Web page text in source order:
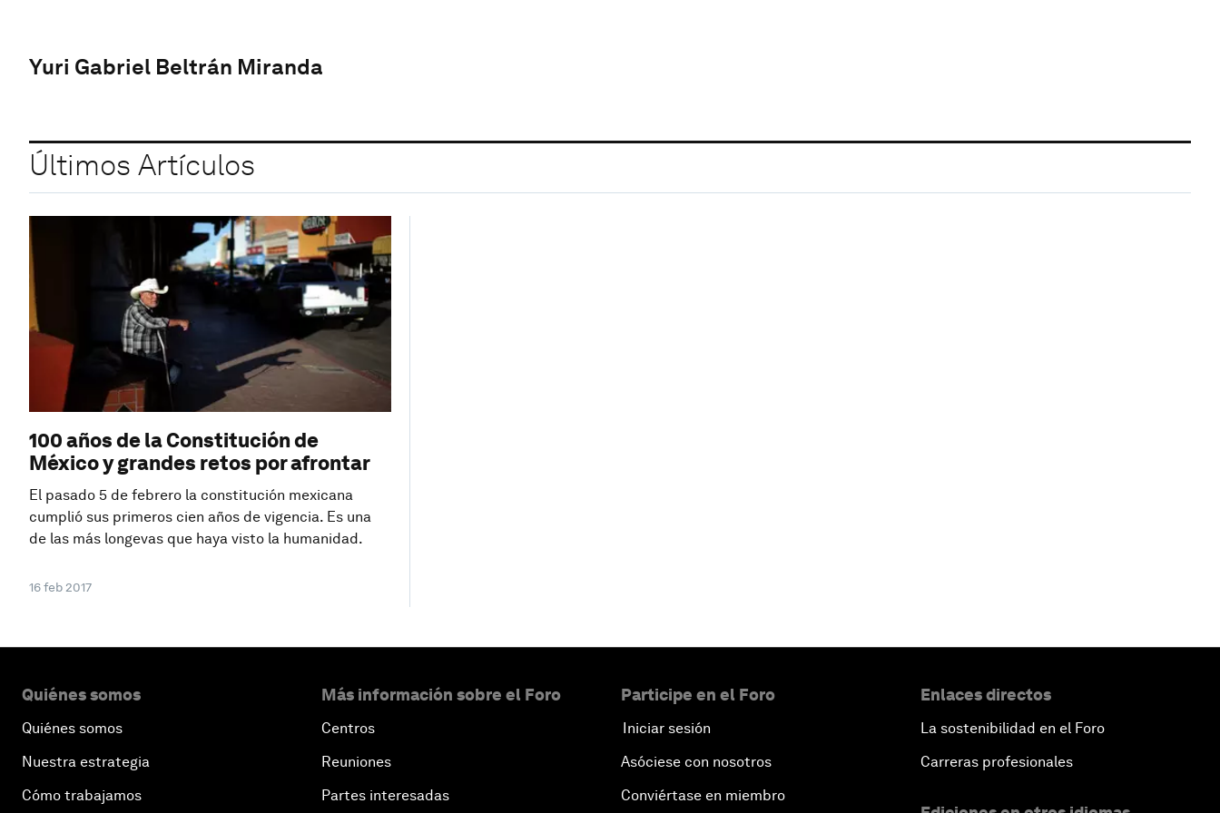
Yuri Gabriel Beltrán Miranda
Últimos Artículos
100 años de la Constitución de
México y grandes retos por afrontar
El pasado 5 de febrero la constitución mexicana
cumplió sus primeros cien años de vigencia. Es una
de las más longevas que haya visto la humanidad.
16 feb 2017
Quiénes somos
Quiénes somos
Nuestra estrategia
Cómo trabajamos
Más información sobre el Foro
Centros
Reuniones
Partes interesadas
Participe en el Foro
Iniciar sesión
Asóciese con nosotros
Conviértase en miembro
Enlaces directos
La sostenibilidad en el Foro
Carreras profesionales